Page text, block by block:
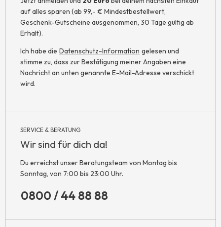
auf alles sparen (ab 99,- € Mindestbestellwert,
Geschenk-Gutscheine ausgenommen, 30 Tage gültig ab
Erhalt).
Ich habe die Datenschutz-Information gelesen und
stimme zu, dass zur Bestätigung meiner Angaben eine
Nachricht an unten genannte E-Mail-Adresse verschickt
wird.
SERVICE & BERATUNG
Wir sind für dich da!
Du erreichst unser Beratungsteam von Montag bis
Sonntag, von 7:00 bis 23:00 Uhr.
0800 / 44 88 88